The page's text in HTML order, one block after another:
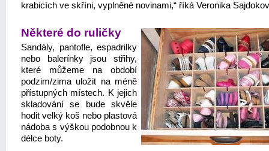
krabicích ve skříni, vyplněné novinami,“ říká Veronika
Některé do ruličky
Sandály, pantofle, espadrilky
nebo balerínky jsou střihy,
které můžeme na období
podzim/zima uložit na méně
přístupných místech. K jejich
skladování se bude skvěle
hodit velký koš nebo plastová
nádoba s výškou podobnou k
délce boty.